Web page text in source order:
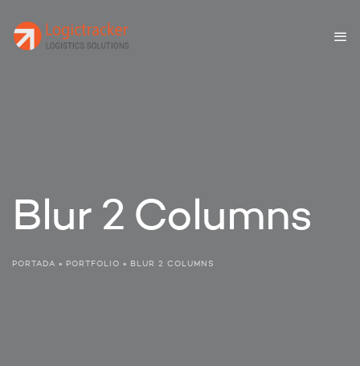
Blur 2 Columns
PORTADA » PORTFOLIO » BLUR 2 COLUMNS